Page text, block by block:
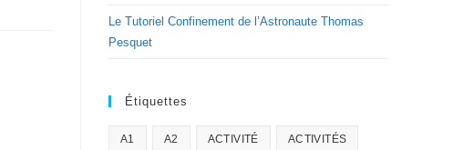
Le Tutoriel Confinement de l’Astronaute Thomas
Pesquet
Étiquettes
A1 A2 ACTIVITÉ ACTIVITÉS